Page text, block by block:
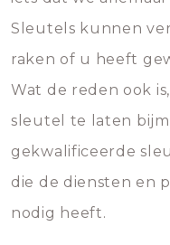
Sleutels kunnen
raken of u heeft
Wat de reden ook
sleutel te laten
gekwalificeerde
die de diensten en
nodig heeft.